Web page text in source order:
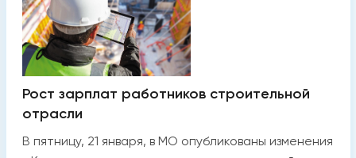
Рост зарплат работников строительной
отрасли
В пятницу, 21 января, в МО опубликованы изменения